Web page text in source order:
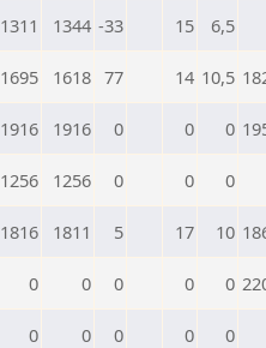
1311 1344 -33 15 6,5
1695 1618 77 14 10,5
1916 1916 0 0 0
1256 1256 0 0 0
1816 1811 5 17 10
0 0 0 0 0
0 0 0 0 0